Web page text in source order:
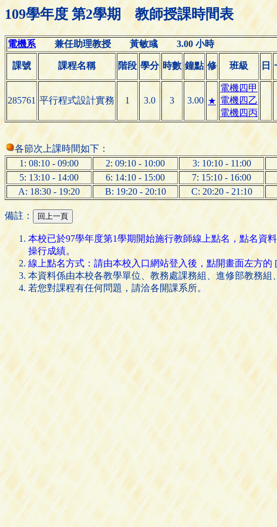
109學年度 第2學期 教師授課時間表
電機系兼任助理教授 黃敏彧 3.00 小時
課號 課程名稱 階段 學分 時數 鐘點 修 班級 日
285761 平行程式設計實務 1 3.0 3 3.00 ★
電機四甲
電機四乙
電機四丙
各節次上課時間如下：
1: 08:10 - 09:00
2: 09:10 - 10:00 3: 10:10 - 11:00
5: 13:10 - 14:00
6: 14:10 - 15:00 7: 15:10 - 16:00
A: 18:30 - 19:20
B: 19:20 - 20:10 C: 20:20 - 21:10
備註：
本校已於97學年度第1學期開始施行教師線上點名，點名資
操行成績。
線上點名方式：請由本校入口網站登入後，點開畫面左方
本資料係由本校各教學單位、教務處課務組、進修部教務組
若您對課程有任何問題，請洽各開課系所。